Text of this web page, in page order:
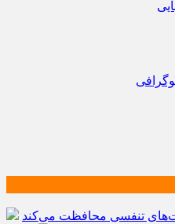
تنفسی محافظت می‌کند